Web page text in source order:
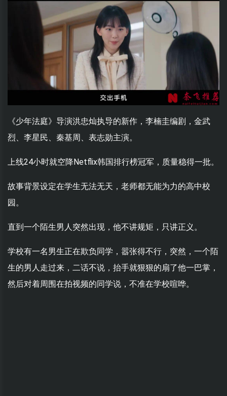
《少年法庭》导演洪忠灿执导的新作，李楠圭编剧，金武
烈、李星民、秦基周、表志勋主演。
上线24小时就空降Netflix韩国排行榜冠军，质量稳得一批。
故事背景设定在学生无法无天，老师都无能为力的高中校
园。
直到一个陌生男人突然出现，他不讲规矩，只讲正义。
学校有一名男生正在欺负同学，嚣张得不行，突然，一个陌
生的男人走过来，二话不说，抬手就狠狠的扇了他一巴掌，
然后对着周围在拍视频的同学说，不准在学校喧哗。